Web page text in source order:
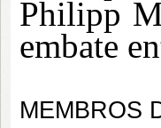
Philipp
embate
MEMBROS